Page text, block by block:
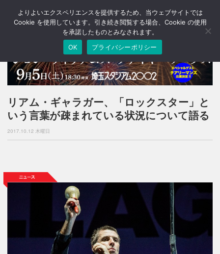
T
o
a
v
i
g
a
o
リアム・ギャラガー、「ロックスター」と
いう言葉が疎まれている状況について語る
2017.10.12 木曜日
よりよいエクスペリエンスを提供するため、当ウェブサイトでは
Cookie を使用しています。引き続き閲覧する場合、Cookie の使用
を承諾したものとみなされます。
OK
プライバシーポリシー